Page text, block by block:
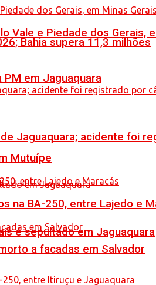
Bahia supera 11,3 milhões
Jaguaquara; acidente foi
é sepultado em Jaguaquara
Vale e Piedade dos Gerais,
em Jaguaquara
Mutuípe
na BA-250, entre Lajedo e
a facadas em Salvador